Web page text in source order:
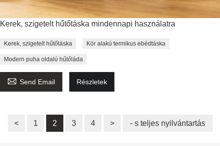
Kerek, szigetelt hűtőtáska mindennapi használatra
Kerek, szigetelt hűtőtáska Kör alakú termikus ebédtáska
Modern puha oldalú hűtőláda
 Send Email Részletek
< 1 2 3 4 > - s teljes nyilvántartás